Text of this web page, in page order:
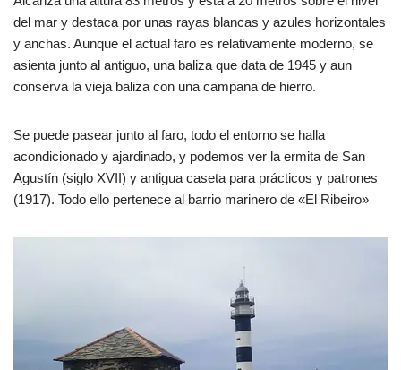
del mar y destaca por unas rayas blancas y azules horizontales
y anchas. Aunque el actual faro es relativamente moderno, se
asienta junto al antiguo, una baliza que data de 1945 y aun
conserva la vieja baliza con una campana de hierro.
Se puede pasear junto al faro, todo el entorno se halla
acondicionado y ajardinado, y podemos ver la ermita de San
Agustín (siglo XVII) y antigua caseta para prácticos y patrones
(1917). Todo ello pertenece al barrio marinero de «El Ribeiro»